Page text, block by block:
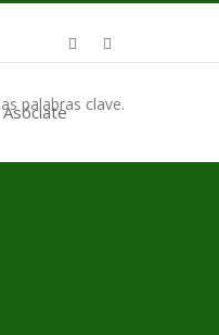
Asóciate
palabras clave.